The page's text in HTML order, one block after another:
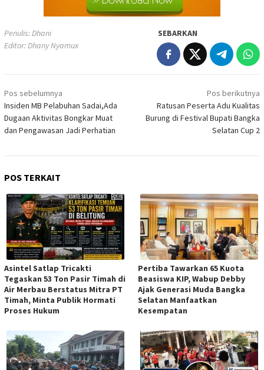
Penulis: Dhani
Editor: Dhany Nyamux
SEBARKAN
Navigasi
pos
Pos sebelumnya
Insiden MB Pelabuhan Sadai,Ada
Dugaan Aktivitas Bongkar Muat
dan Pengawasan Jadi Perhatian
Pos berikutnya
Ratusan Peserta Adu Kualitas
Burung di Festival Bupati Bangka
Selatan Cup 2
POS TERKAIT
Asintel Satlap Tricakti
Tegaskan 53 Ton Pasir Timah di
Air Merbau Berstatus Mitra PT
Timah, Minta Publik Hormati
Proses Hukum
Pertiba Tawarkan 65 Kuota
Beasiswa KIP, Wabup Debby
Ajak Generasi Muda Bangka
Selatan Manfaatkan
Kesempatan